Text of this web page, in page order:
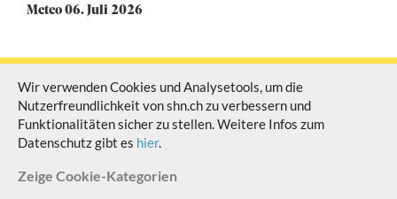
Meteo 06. Juli 2026
© Schaffhauser Fernsehen Alle Rechte vorbehalten
Wir verwenden Cookies und Analysetools, um die
Nutzerfreundlichkeit von shn.ch zu verbessern und
Funktionalitäten sicher zu stellen. Weitere Infos zum
Datenschutz gibt es hier.
Zeige Cookie-Kategorien